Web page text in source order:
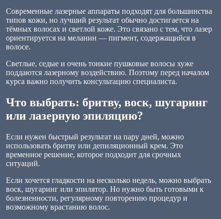
Современные лазерные аппараты подходят для большинства
типов кожи, но лучший результат обычно достигается на
тёмных волосах и светлой коже. Это связано с тем, что лазер
ориентируется на меланин — пигмент, содержащийся в
волосе.
Светлые, седые и очень тонкие пушковые волосы хуже
поддаются лазерному воздействию. Поэтому перед началом
курса важно получить консультацию специалиста.
Что выбрать: бритву, воск, шугаринг
или лазерную эпиляцию?
Если нужен быстрый результат на пару дней, можно
использовать бритву или депиляционный крем. Это
временное решение, которое подходит для срочных
ситуаций.
Если хочется гладкости на несколько недель, можно выбрать
воск, шугаринг или эпилятор. Но нужно быть готовыми к
болезненности, регулярному повторению процедур и
возможному врастанию волос.